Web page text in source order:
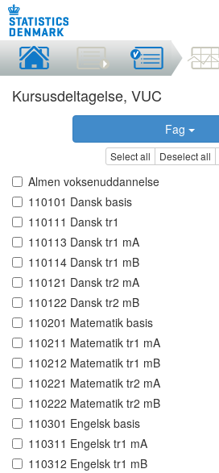
Kursusdeltagelse, VUC
Fag
Select all Deselect all
Almen voksenuddannelse
110101 Dansk basis
110111 Dansk tr1
110113 Dansk tr1 mA
110114 Dansk tr1 mB
110121 Dansk tr2 mA
110122 Dansk tr2 mB
110201 Matematik basis
110211 Matematik tr1 mA
110212 Matematik tr1 mB
110221 Matematik tr2 mA
110222 Matematik tr2 mB
110301 Engelsk basis
110311 Engelsk tr1 mA
110312 Engelsk tr1 mB